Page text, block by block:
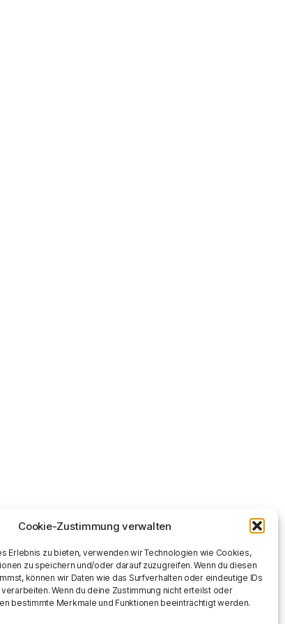
Cookie-Zustimmung verwalten
Erlebnis zu bieten, verwenden wir Technologien wie Cookies,
zu speichern und/oder darauf zuzugreifen. Wenn du diesen
können wir Daten wie das Surfverhalten oder eindeutige IDs
Wenn du deine Zustimmung nicht erteilst oder
bestimmte Merkmale und Funktionen beeinträchtigt werden.